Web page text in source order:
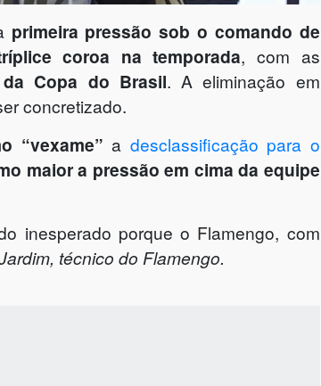
primeira pressão sob o comando de
coroa na temporada, com as
Copa do Brasil. A eliminação em
concretizado.
“vexame” a desclassificação para o
maior a pressão em cima da equipe
inesperado porque o Flamengo, com
técnico do Flamengo.